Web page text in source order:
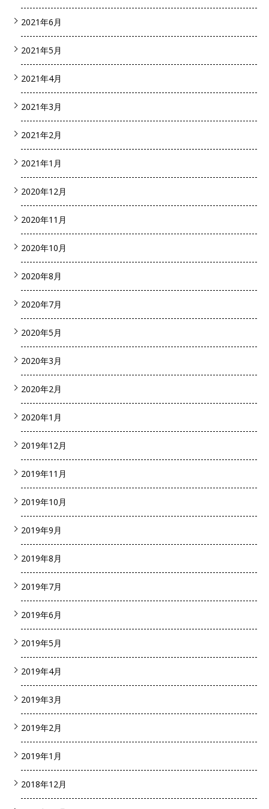
2021年6月
2021年5月
2021年4月
2021年3月
2021年2月
2021年1月
2020年12月
2020年11月
2020年10月
2020年8月
2020年7月
2020年5月
2020年3月
2020年2月
2020年1月
2019年12月
2019年11月
2019年10月
2019年9月
2019年8月
2019年7月
2019年6月
2019年5月
2019年4月
2019年3月
2019年2月
2019年1月
2018年12月